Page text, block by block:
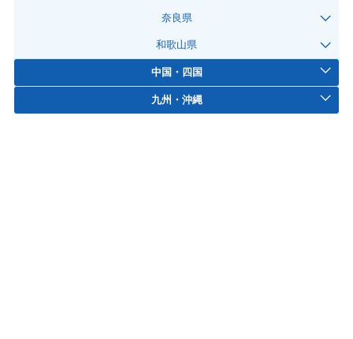
奈良県
和歌山県
中国・四国
九州・沖縄